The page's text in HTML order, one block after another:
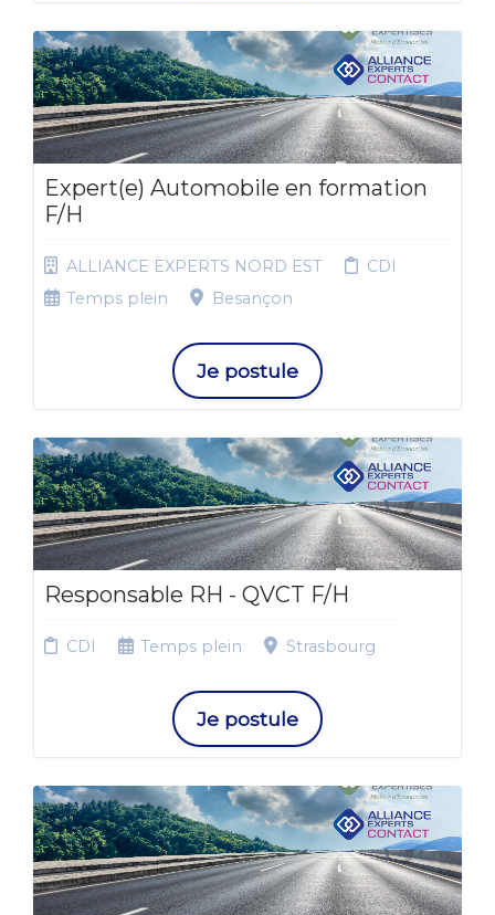
Expert(e) Automobile en formation
F/H
ALLIANCE EXPERTS NORD EST
CDI
Temps plein
Besançon
Je postule
Responsable RH - QVCT F/H
CDI Temps plein Strasbourg
Je postule